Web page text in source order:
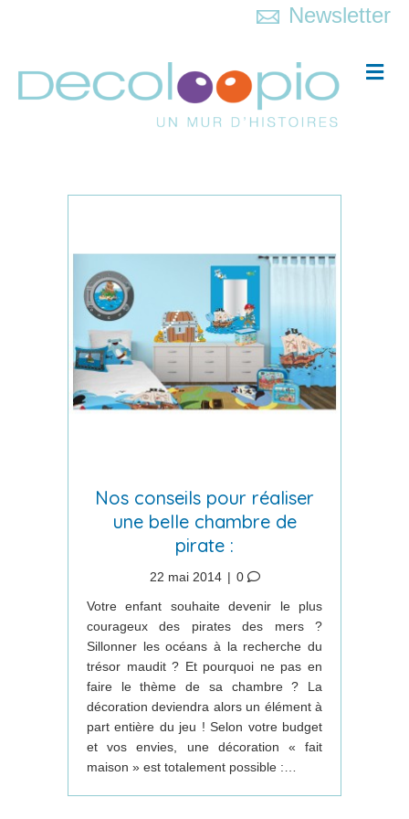
Newsletter
Nos conseils pour réaliser
une belle chambre de
pirate :
22 mai 2014 | 0
Votre enfant souhaite devenir le plus
courageux des pirates des mers ?
Sillonner les océans à la recherche du
trésor maudit ? Et pourquoi ne pas en
faire le thème de sa chambre ? La
décoration deviendra alors un élément à
part entière du jeu ! Selon votre budget
et vos envies, une décoration « fait
maison » est totalement possible :…